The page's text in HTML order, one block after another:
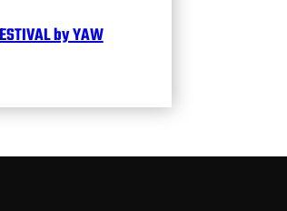
by YAW